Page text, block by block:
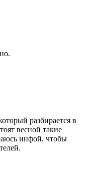
разбирается в
весной такие
инфой, чтобы